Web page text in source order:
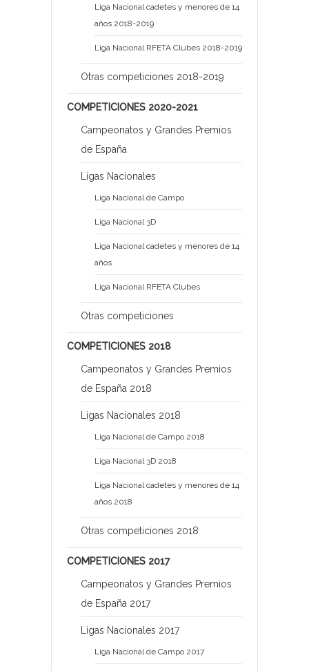
Liga Nacional cadetes y menores de 14
años 2018-2019
Liga Nacional RFETA Clubes 2018-2019
Otras competiciones 2018-2019
COMPETICIONES 2020-2021
Campeonatos y Grandes Premios
de España
Ligas Nacionales
Liga Nacional de Campo
Liga Nacional 3D
Liga Nacional cadetes y menores de 14
años
Liga Nacional RFETA Clubes
Otras competiciones
COMPETICIONES 2018
Campeonatos y Grandes Premios
de España 2018
Ligas Nacionales 2018
Liga Nacional de Campo 2018
Liga Nacional 3D 2018
Liga Nacional cadetes y menores de 14
años 2018
Otras competiciones 2018
COMPETICIONES 2017
Campeonatos y Grandes Premios
de España 2017
Ligas Nacionales 2017
Liga Nacional de Campo 2017